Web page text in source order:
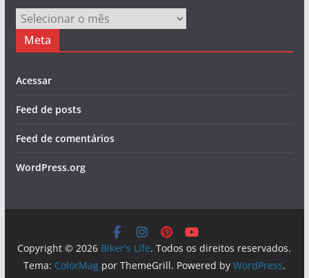
Arquivos
Meta
Acessar
Feed de posts
Feed de comentários
WordPress.org
Copyright © 2026 Biker's Life. Todos os direitos reservados.
Tema: ColorMagpor ThemeGrill. Powered by WordPress.